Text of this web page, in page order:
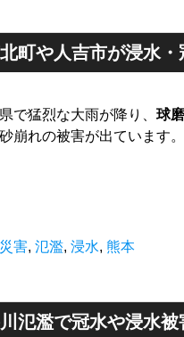
町や人吉市が浸水
で猛烈な大雨が降り、 球磨
崩れの被害が出ています。
害, 氾濫, 浸水, 熊本
氾濫で冠水や浸水